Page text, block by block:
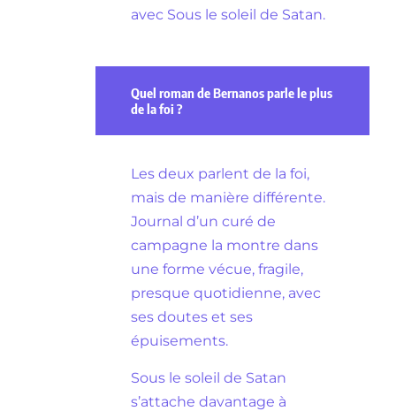
avec Sous le soleil de Satan.
Quel roman de Bernanos parle le plus
de la foi ?
Les deux parlent de la foi,
mais de manière différente.
Journal d’un curé de
campagne la montre dans
une forme vécue, fragile,
presque quotidienne, avec
ses doutes et ses
épuisements.
Sous le soleil de Satan
s’attache davantage à